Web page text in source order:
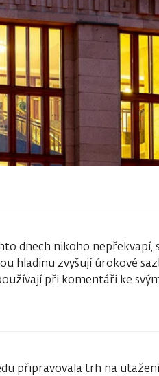
dnech nikoho nepřekvapí,
hladinu zvyšují úrokové
při komentáři ke
připravovala trh na utažení